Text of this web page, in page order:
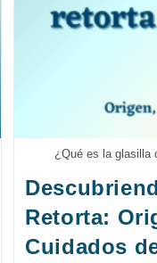
Guía
¿Qué es la glasilla
Retorta:
Cuidados